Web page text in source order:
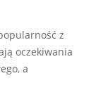
z
oczekiwania
a